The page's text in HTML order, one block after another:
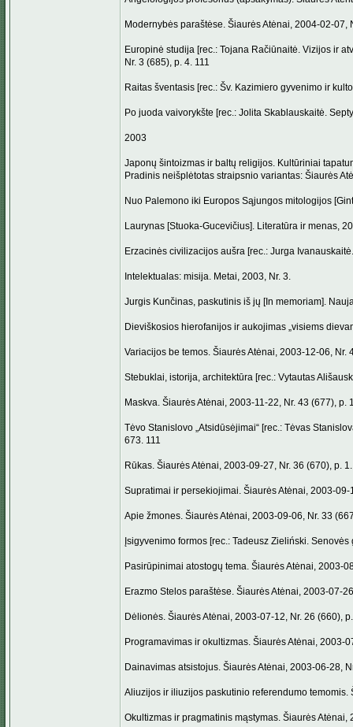
Modernybės paraštėse. Šiaurės Atėnai, 2004-02-07,
Europinė studija [rec.: Tojana Račiūnaitė. Vizijos ir
Nr. 3 (685), p. 4. 111
Raitas šventasis [rec.: Šv. Kazimiero gyvenimo ir
Po juoda vaivorykšte [rec.: Jolita Skablauskaitė.
2003
Japonų šintoizmas ir baltų religijos. Kultūriniai
Pradinis neišplėtotas straipsnio variantas: Šiaurės
Nuo Palemono iki Europos Sąjungos mitologijos
Laurynas [Stuoka-Gucevičius]. Literatūra ir menas,
Erzacinės civilizacijos aušra [rec.: Jurga
Intelektualas: misija. Metai, 2003, Nr. 3.
Jurgis Kunčinas, paskutinis iš jų [In memoriam].
Dieviškosios hierofanijos ir aukojimas „visiems
Variacijos be temos. Šiaurės Atėnai, 2003-12-06, Nr.
Stebuklai, istorija, architektūra [rec.: Vytautas
Maskva. Šiaurės Atėnai, 2003-11-22, Nr. 43 (677), p.
Tėvo Stanislovo „Atsidūsėjimai“ [rec.: Tėvas
673. 111
Rūkas. Šiaurės Atėnai, 2003-09-27, Nr. 36 (670), p.
Supratimai ir persekiojimai. Šiaurės Atėnai, 2003-09-
Apie žmones. Šiaurės Atėnai, 2003-09-06, Nr. 33
Įsigyvenimo formos [rec.: Tadeusz Zieliński.
Pasirūpinimai atostogų tema. Šiaurės Atėnai, 2003-
Erazmo Stelos paraštėse. Šiaurės Atėnai, 2003-07-
Dėlionės. Šiaurės Atėnai, 2003-07-12, Nr. 26 (660),
Programavimas ir okultizmas. Šiaurės Atėnai, 2003-
Dainavimas atsistojus. Šiaurės Atėnai, 2003-06-28,
Aliuzijos ir iliuzijos paskutinio referendumo temomis.
Okultizmas ir pragmatinis mąstymas. Šiaurės Atėnai,